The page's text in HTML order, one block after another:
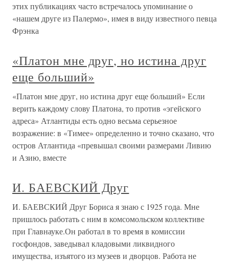
этих публикациях часто встречалось упоминание о
«нашем друге из Палермо», имея в виду известного певца
Фрэнка
«Платон мне друг, но истина друг
еще больший»
«Платон мне друг, но истина друг еще больший» Если
верить каждому слову Платона, то против «эгейского
адреса» Атлантиды есть одно весьма серьезное
возражение: в «Тимее» определенно и точно сказано, что
остров Атлантида «превышал своими размерами Ливию
и Азию, вместе
И. БАЕВСКИЙ Друг
И. БАЕВСКИЙ Друг Бориса я знаю с 1925 года. Мне
пришлось работать с ним в комсомольском коллективе
при Главнауке.Он работал в то время в комиссии
госфондов, заведывал кладовыми ликвидного
имущества, изъятого из музеев и дворцов. Работа не